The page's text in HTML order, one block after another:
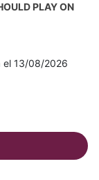
PLAY ON
el 13/08/2026